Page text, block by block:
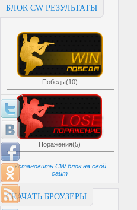
БЛОК CW РЕЗУЛЬТАТЫ
Победы(10)
Поражения(5)
Установить CW блок на свой
сайт
СКАЧАТЬ БРОУЗЕРЫ